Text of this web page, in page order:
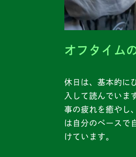
オフタイム
休日は、基本的に
入して読んでいま
事の疲れを癒やし
は自分のペースで
けています。